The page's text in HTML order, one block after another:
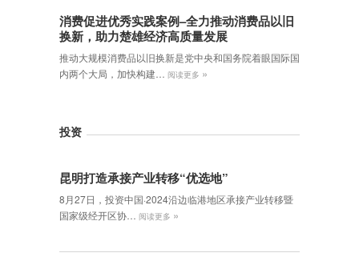
消费促进优秀实践案例–全力推动消费品以旧
换新，助力楚雄经济高质量发展
推动大规模消费品以旧换新是党中央和国务院着眼国际国
内两个大局，加快构建…
阅读更多 »
投资
昆明打造承接产业转移“优选地”
8月27日，投资中国·2024沿边临港地区承接产业转移暨
国家级经开区协…
阅读更多 »